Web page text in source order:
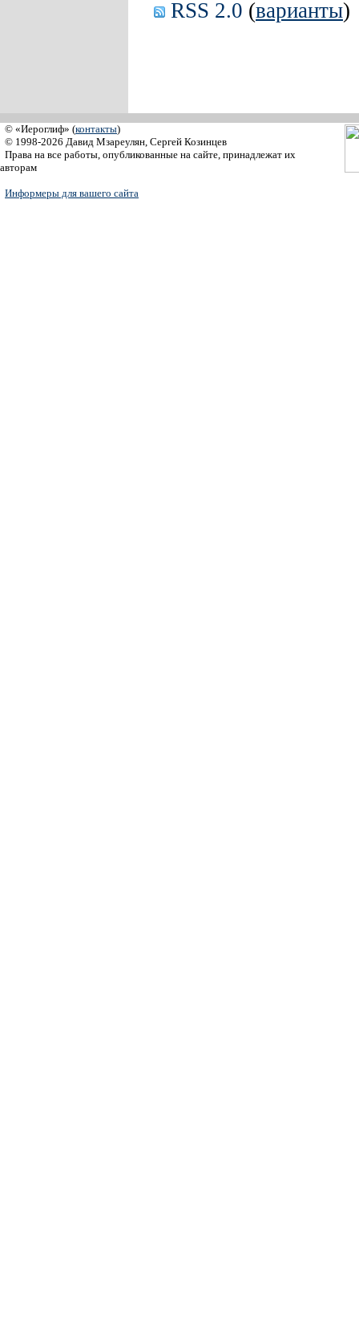
RSS 2.0 (варианты)
© «Иероглиф» (контакты)
© 1998-2026 Давид Мзареулян, Сергей Козинцев
Права на все работы, опубликованные на сайте, принадлежат их
авторам
Информеры для вашего сайта